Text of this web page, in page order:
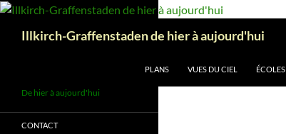
Aller
contenuIllkirch-Graffenstaden de hier à aujourd'hui
PLANS VUES DU CIEL ÉCOLES
De hier à aujourd'hui
CONTACT